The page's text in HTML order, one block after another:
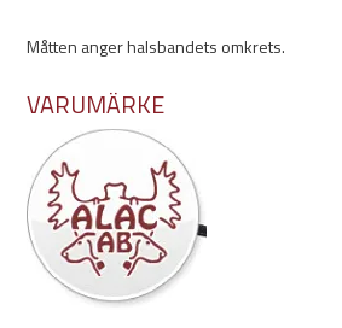
- 55cm
Måtten anger halsbandets omkrets.
VARUMÄRKE